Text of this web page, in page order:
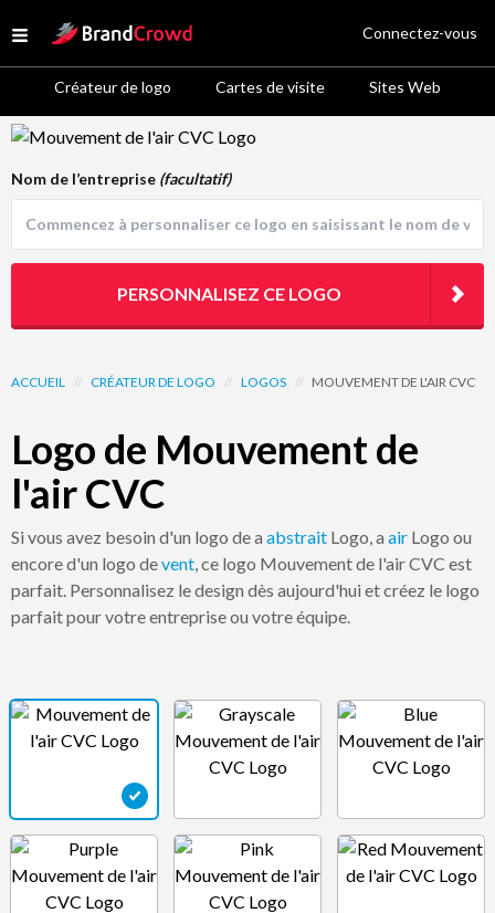
Open menu
Site Logo
Créateur de logo Cartes de visite Sites Web
Connectez-vous
Logo Template Preview
ACCUEIL // CRÉATEUR DE LOGO // LOGOS // MOUVEMENT DE L'AIR CVC
Logo de Mouvement de
l'air CVC
Si vous avez besoin d'un logo de a abstrait Logo, a air Logo ou
encore d'un logo devent, ce logo Mouvement de l'air CVC est
parfait. Personnalisez le design dès aujourd'hui et créez le logo
parfait pour votre entreprise ou votre équipe.
Nom de l’entreprise (facultatif)
PERSONNALISEZ CE LOGO